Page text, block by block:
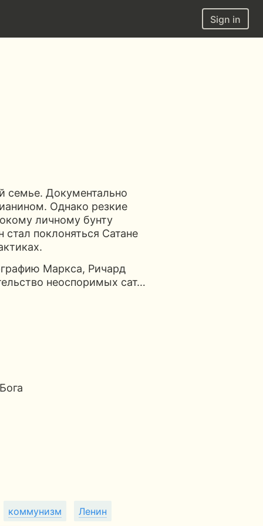
Sign in
семье. Документально
Однако резкие
личному бунту
стал поклоняться Сатане
Маркса, Ричард
неоспоримых сат…
коммунизм Ленин